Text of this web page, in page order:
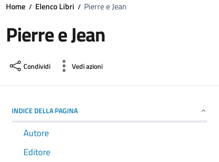
Home Elenco Libri Pierre e Jean
Pierre e Jean
Condividi Vedi azioni
INDICE DELLA PAGINA
Autore
Editore